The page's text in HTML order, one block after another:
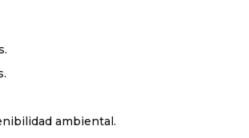
ambiental.